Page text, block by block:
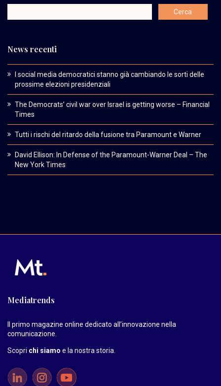
News recenti
I social media democratici stanno già cambiando le sorti delle
prossime elezioni presidenziali
The Democrats’ civil war over Israel is getting worse – Financial
Times
Tutti i rischi del ritardo della fusione tra Paramount e Warner
David Ellison: In Defense of the Paramount-Warner Deal – The
New York Times
Mediatrends
Il primo magazine online dedicato all’innovazione nella
comunicazione.
Scopri chi siamo e la nostra storia